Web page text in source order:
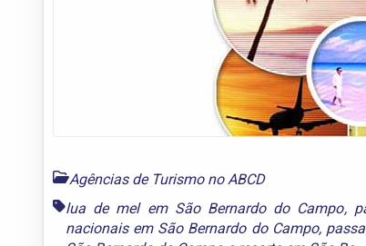
Agências de Turismo no ABCD
lua de mel em São Bernardo do Campo,
nacionais em São Bernardo do Campo,